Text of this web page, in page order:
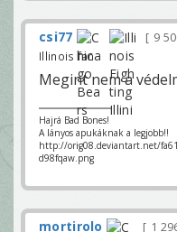
csi77 9
Illinois fan
Megint nem a
Hajrá Bad Bones!
A lányos apukáknak a legjobb!!
http://orig08.deviantart.net/
d98fqaw.png
mortirolo 1